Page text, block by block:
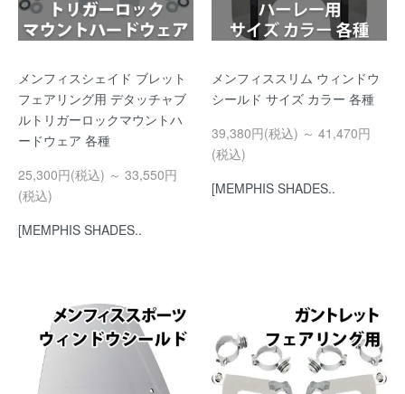
メンフィスシェイド ブレット
フェアリング用 デタッチャブ
ルトリガーロックマウントハ
ードウェア 各種
25,300円(税込) ～ 33,550円
(税込)
[MEMPHIS SHADES..
メンフィススリム ウィンドウ
シールド サイズ カラー 各種
39,380円(税込) ～ 41,470円
(税込)
[MEMPHIS SHADES..